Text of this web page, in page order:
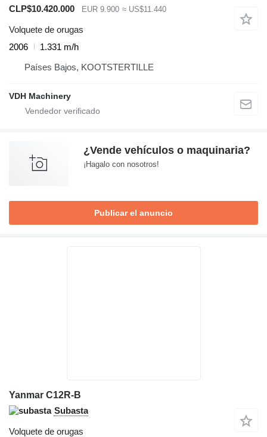
CLP$10.420.000
EUR 9.900 ≈ US$11.440
Volquete de orugas
2006
1.331 m/h
Países Bajos, KOOTSTERTILLE
VDH Machinery
¿Vende vehículos o maquinaria?
¡Hagalo con nosotros!
Publicar el anuncio
Yanmar C12R-B
Subasta
Volquete de orugas